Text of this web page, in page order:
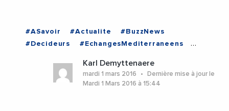
#ASavoir #Actualite
#BuzzNews
#Decideurs
#EchangesMediterraneens
#VieDesEntreprises
#ISRAEL
Karl Demyttenaere
mardi 1 mars 2016
Dernière mise à jour le
Mardi 1 Mars 2016 à 15:44